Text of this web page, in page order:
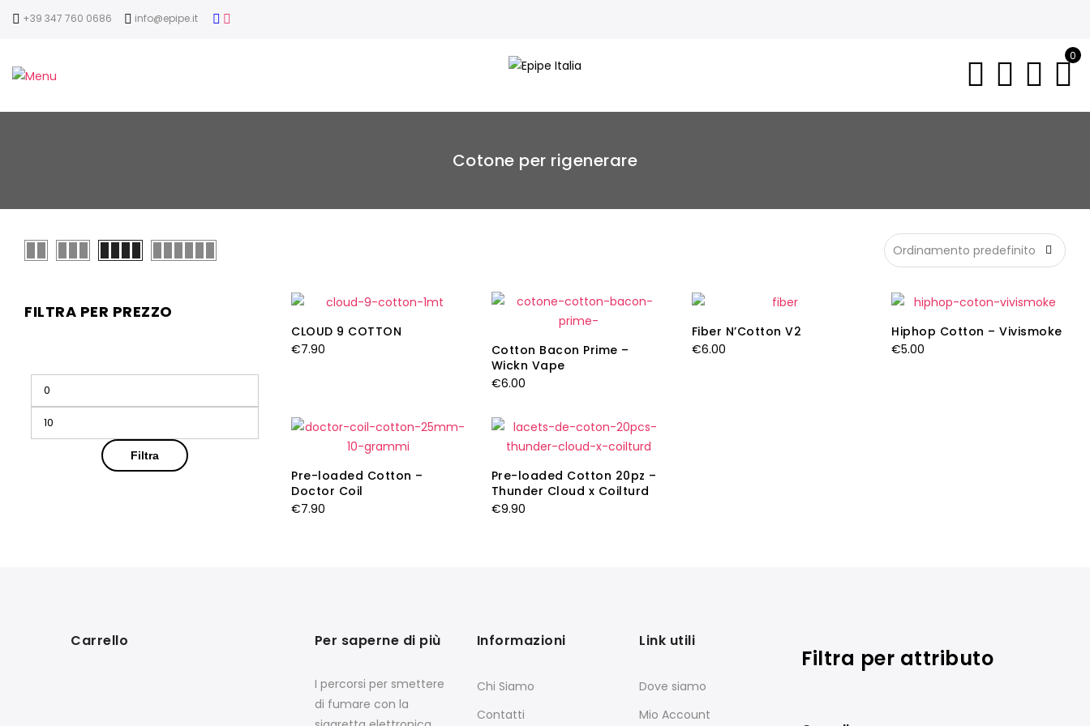
+39 347 760 0686 info@epipe.it
0
Cotone per rigenerare
CLOUD 9 COTTON
€7.90
Cotton Bacon Prime –
Wickn Vape
€6.00
Fiber N’Cotton V2
€6.00
Hiphop Cotton – Vivismoke
€5.00
Pre-loaded Cotton –
Doctor Coil
€7.90
Pre-loaded Cotton 20pz –
Thunder Cloud x Coilturd
€9.90
FILTRA PER PREZZO
Filtra
Carrello Per saperne di più
I percorsi per smettere
di fumare con la
Informazioni
Chi Siamo
Contatti
Link utili
Dove siamo
Mio Account
Filtra per attributo